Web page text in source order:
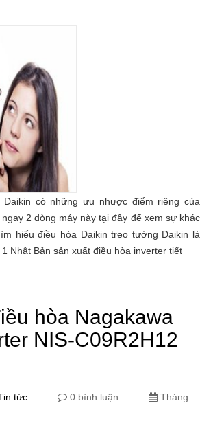
có những ưu nhược điểm riêng của
2 dòng máy này tại đây để xem sự khác
hiểu điều hòa Daikin treo tường Daikin là
Nhật Bản sản xuất điều hòa inverter tiết
hòa Nagakawa
NIS-C09R2H12
tức 0 bình luận
Tháng